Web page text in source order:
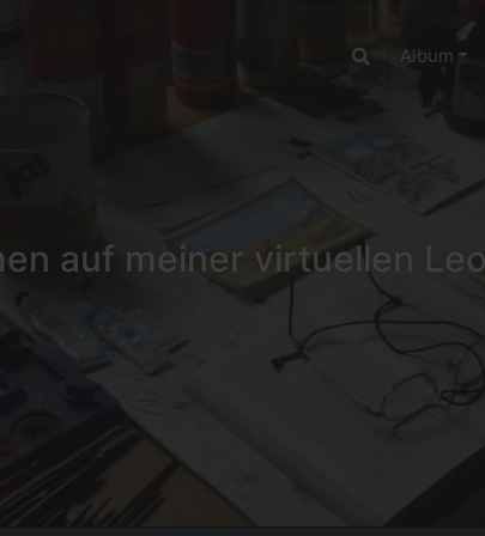
Album
auf meiner virtuellen